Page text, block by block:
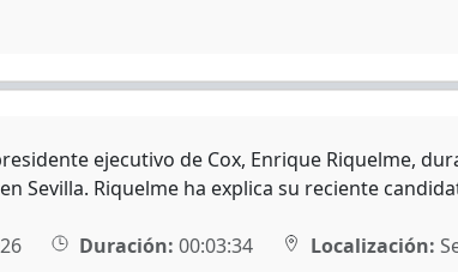
ejecutivo de Cox, Enrique Riquelme,
Sevilla. Riquelme ha explica su reciente
Duración: 00:03:34 Localización: